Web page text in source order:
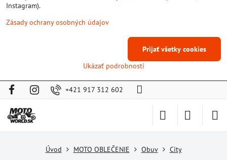
+421 917 312 602
Úvod MOTO OBLEČENIE Obuv City
Instagram).
Zásady ochrany osobných údajov
Ukázať podrobnosti
Prijať všetky cookies